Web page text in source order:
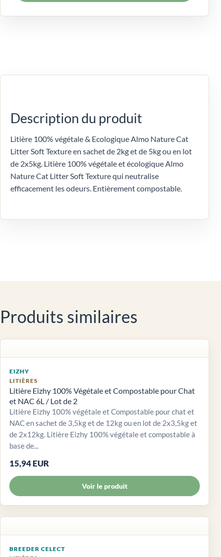
Description du produit
Litière 100% végétale & Ecologique Almo Nature Cat
Litter Soft Texture en sachet de 2kg et de 5kg ou en lot
de 2x5kg. Litière 100% végétale et écologique Almo
Nature Cat Litter Soft Texture qui neutralise
efficacement les odeurs. Entièrement compostable.
Produits similaires
EIZHY
LITIÈRES
Litière Eizhy 100% Végétale et Compostable pour Chat
et NAC 6L / Lot de 2
Litière Eizhy 100% végétale et Compostable pour chat et
NAC en sachet de 3,5kg et de 12kg ou en lot de 2x3,5kg et
de 2x12kg. Litière Eizhy 100% végétale et compostable à
base de...
15,94 EUR
Voir le produit
BREEDER CELECT